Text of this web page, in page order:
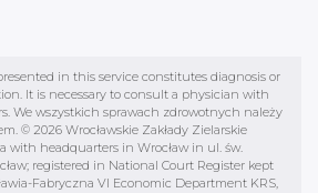
in this service constitutes diagnosis or
It is necessary to consult a physician with
We wszystkich sprawach zdrowotnych należy
© 2026 Wrocławskie Zakłady Zielarskie
with headquarters in Wrocław in ul. św.
registered in National Court Register kept
Fabryczna VI Economic Department KRS,